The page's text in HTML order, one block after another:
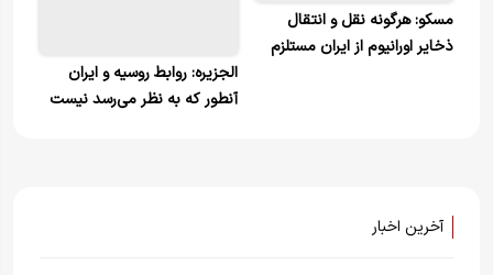
مسکو: هرگونه نقل و انتقال
ذخایر اورانیوم از ایران مستلزم
الجزیره: روابط روسیه و ایران
آنطور که به نظر می‌رسد نیست
آخرین اخبار